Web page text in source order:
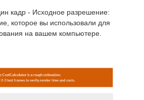
кадр - Исходное разрешение:
которое вы использовали для
на вашем компьютере.